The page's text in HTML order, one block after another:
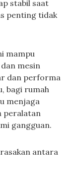
stabil saat
penting tidak
mampu
mesin
dan performa
bagi rumah
menjaga
peralatan
gangguan.
antara